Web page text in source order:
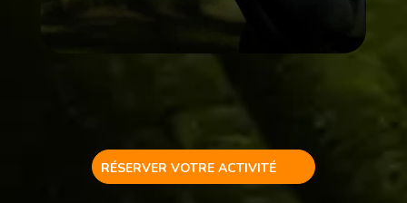
RÉSERVER VOTRE ACTIVITÉ